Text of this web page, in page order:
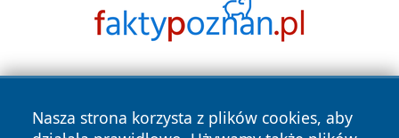
Nasza strona korzysta z plików cookies, aby